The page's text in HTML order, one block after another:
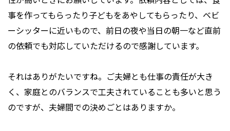
事を作ってもらったり子どもをあやしてもらったり、ベビ
ーシッターに近いもので、前日の夜や当日の朝一など直前
の依頼でも対応していただけるので感謝しています。
――それはありがたいですね。ご夫婦とも仕事の責任が大き
く、家庭とのバランスで工夫されていることも多いと思う
のですが、夫婦間での決めごとはありますか。